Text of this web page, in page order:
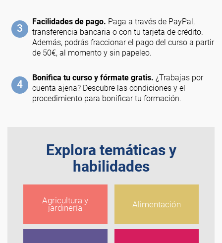
3
Facilidades de pago. Paga a través de PayPal,
transferencia bancaria o con tu tarjeta de crédito.
Además, podrás fraccionar el pago del curso a partir
de 50€, al momento y sin papeleo.
4
Bonifica tu curso y fórmate gratis. ¿Trabajas por
cuenta ajena? Descubre las condiciones y el
procedimiento para bonificar tu formación.
Explora temáticas y
habilidades
Agricultura y
jardinería Alimentación